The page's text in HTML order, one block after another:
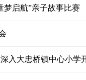
梦启航”亲子故事比赛
入大忠桥镇中心小学